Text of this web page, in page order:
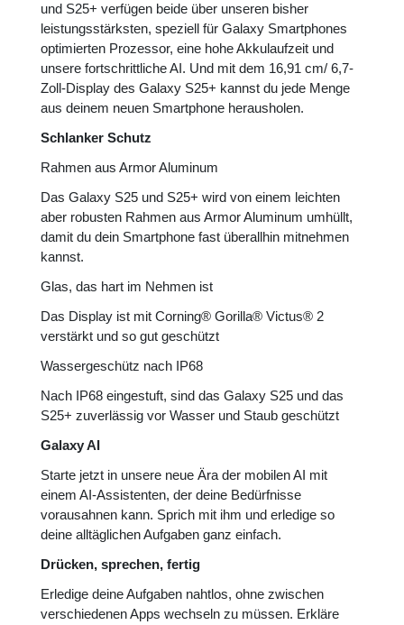
und S25+ verfügen beide über unseren bisher
leistungsstärksten, speziell für Galaxy Smartphones
optimierten Prozessor, eine hohe Akkulaufzeit und
unsere fortschrittliche AI. Und mit dem 16,91 cm/ 6,7-
Zoll-Display des Galaxy S25+ kannst du jede Menge
aus deinem neuen Smartphone herausholen.
Schlanker Schutz
Rahmen aus Armor Aluminum
Das Galaxy S25 und S25+ wird von einem leichten
aber robusten Rahmen aus Armor Aluminum umhüllt,
damit du dein Smartphone fast überallhin mitnehmen
kannst.
Glas, das hart im Nehmen ist
Das Display ist mit Corning® Gorilla® Victus® 2
verstärkt und so gut geschützt
Wassergeschütz nach IP68
Nach IP68 eingestuft, sind das Galaxy S25 und das
S25+ zuverlässig vor Wasser und Staub geschützt
Galaxy AI
Starte jetzt in unsere neue Ära der mobilen AI mit
einem AI-Assistenten, der deine Bedürfnisse
vorausahnen kann. Sprich mit ihm und erledige so
deine alltäglichen Aufgaben ganz einfach.
Drücken, sprechen, fertig
Erledige deine Aufgaben nahtlos, ohne zwischen
verschiedenen Apps wechseln zu müssen. Erkläre